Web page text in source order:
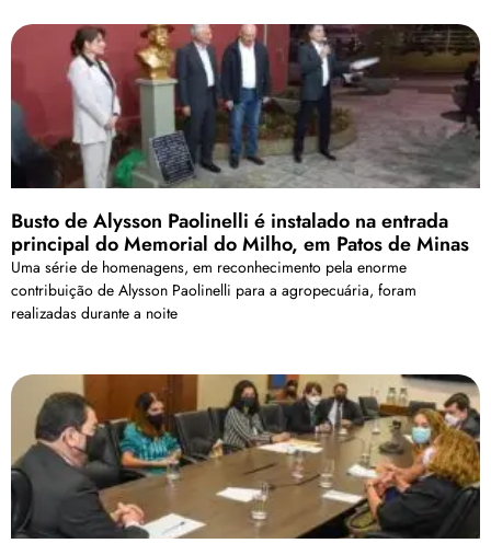
Busto de Alysson Paolinelli é instalado na entrada
principal do Memorial do Milho, em Patos de Minas
Uma série de homenagens, em reconhecimento pela enorme
contribuição de Alysson Paolinelli para a agropecuária, foram
realizadas durante a noite